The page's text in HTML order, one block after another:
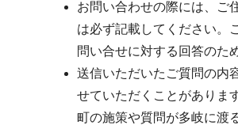
お問い合わせの際には、ご
は必ず記載してください。
問い合せに対する回答のた
送信いただいたご質問の内
せていただくことがあります
町の施策や質問が多岐に渡